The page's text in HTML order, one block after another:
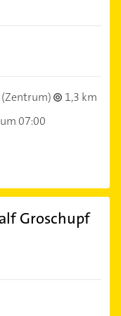
(Zentrum)
1,3 km
07:00
Groschupf